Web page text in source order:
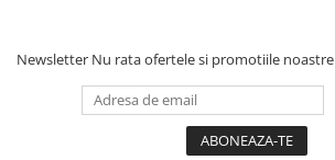
magnetice
Accesorii pentru strunguri
Accesorii polizor umed și uscat
Newsletter Nu rata ofertele si promotiile noastre